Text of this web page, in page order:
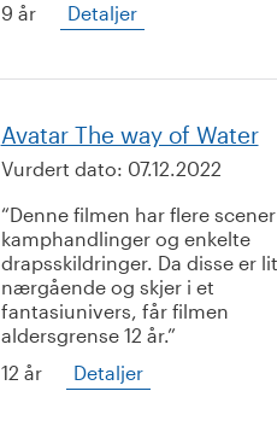
9 år
Detaljer
Avatar The way of Water
Vurdert dato: 07.12.2022
Denne filmen har flere
kamphandlinger og enkelte
drapsskildringer. Da disse er
nærgående og skjer i et
fantasiunivers, får filmen
aldersgrense 12 år.
12 år
Detaljer